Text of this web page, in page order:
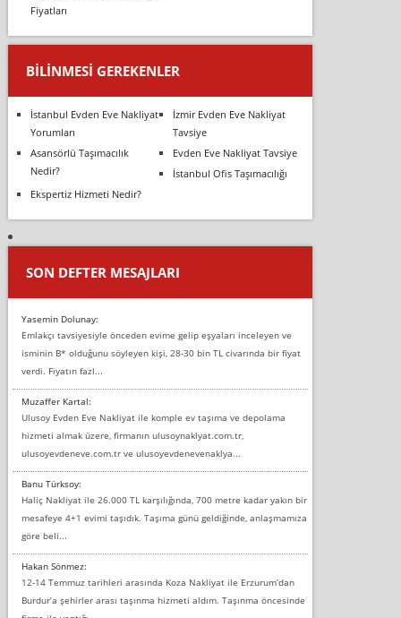
Fiyatları
BILINMESI GEREKENLER
İstanbul Evden Eve Nakliyat
Yorumları
İzmir Evden Eve Nakliyat
Tavsiye
Asansörlü Taşımacılık
Nedir?
Evden Eve Nakliyat Tavsiye
İstanbul Ofis Taşımacılığı
Ekspertiz Hizmeti Nedir?
SON DEFTER MESAJLARI
Yasemin Dolunay:
Emlakçı tavsiyesiyle önceden evime gelip eşyaları inceleyen ve
isminin B* olduğunu söyleyen kişi, 28-30 bin TL civarında bir fiyat
verdi. Fiyatın fazl...
Muzaffer Kartal:
Ulusoy Evden Eve Nakliyat ile komple ev taşıma ve depolama
hizmeti almak üzere, firmanın ulusoynaklyat.com.tr,
ulusoyevdeneve.com.tr ve ulusoyevdenevenaklya...
Banu Türksoy:
Haliç Nakliyat ile 26.000 TL karşılığında, 700 metre kadar yakın bir
mesafeye 4+1 evimi taşıdık. Taşıma günü geldiğinde, anlaşmamıza
göre beli...
Hakan Sönmez:
12-14 Temmuz tarihleri arasında Koza Nakliyat ile Erzurum’dan
Burdur’a şehirler arası taşınma hizmeti aldım. Taşınma öncesinde